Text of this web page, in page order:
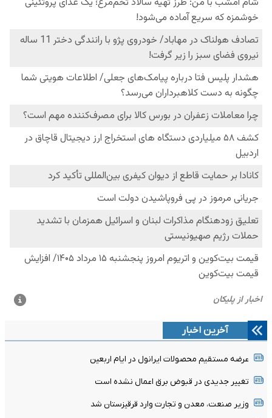
آخرین اخبار
عرضه مستقیم محصولات ایرانول در ایام اربعین
تغییر جدیدی در قبوض برق اعمال نشده است
وزیر صنعت، معدن و تجارت وارد قرقیزستان شد